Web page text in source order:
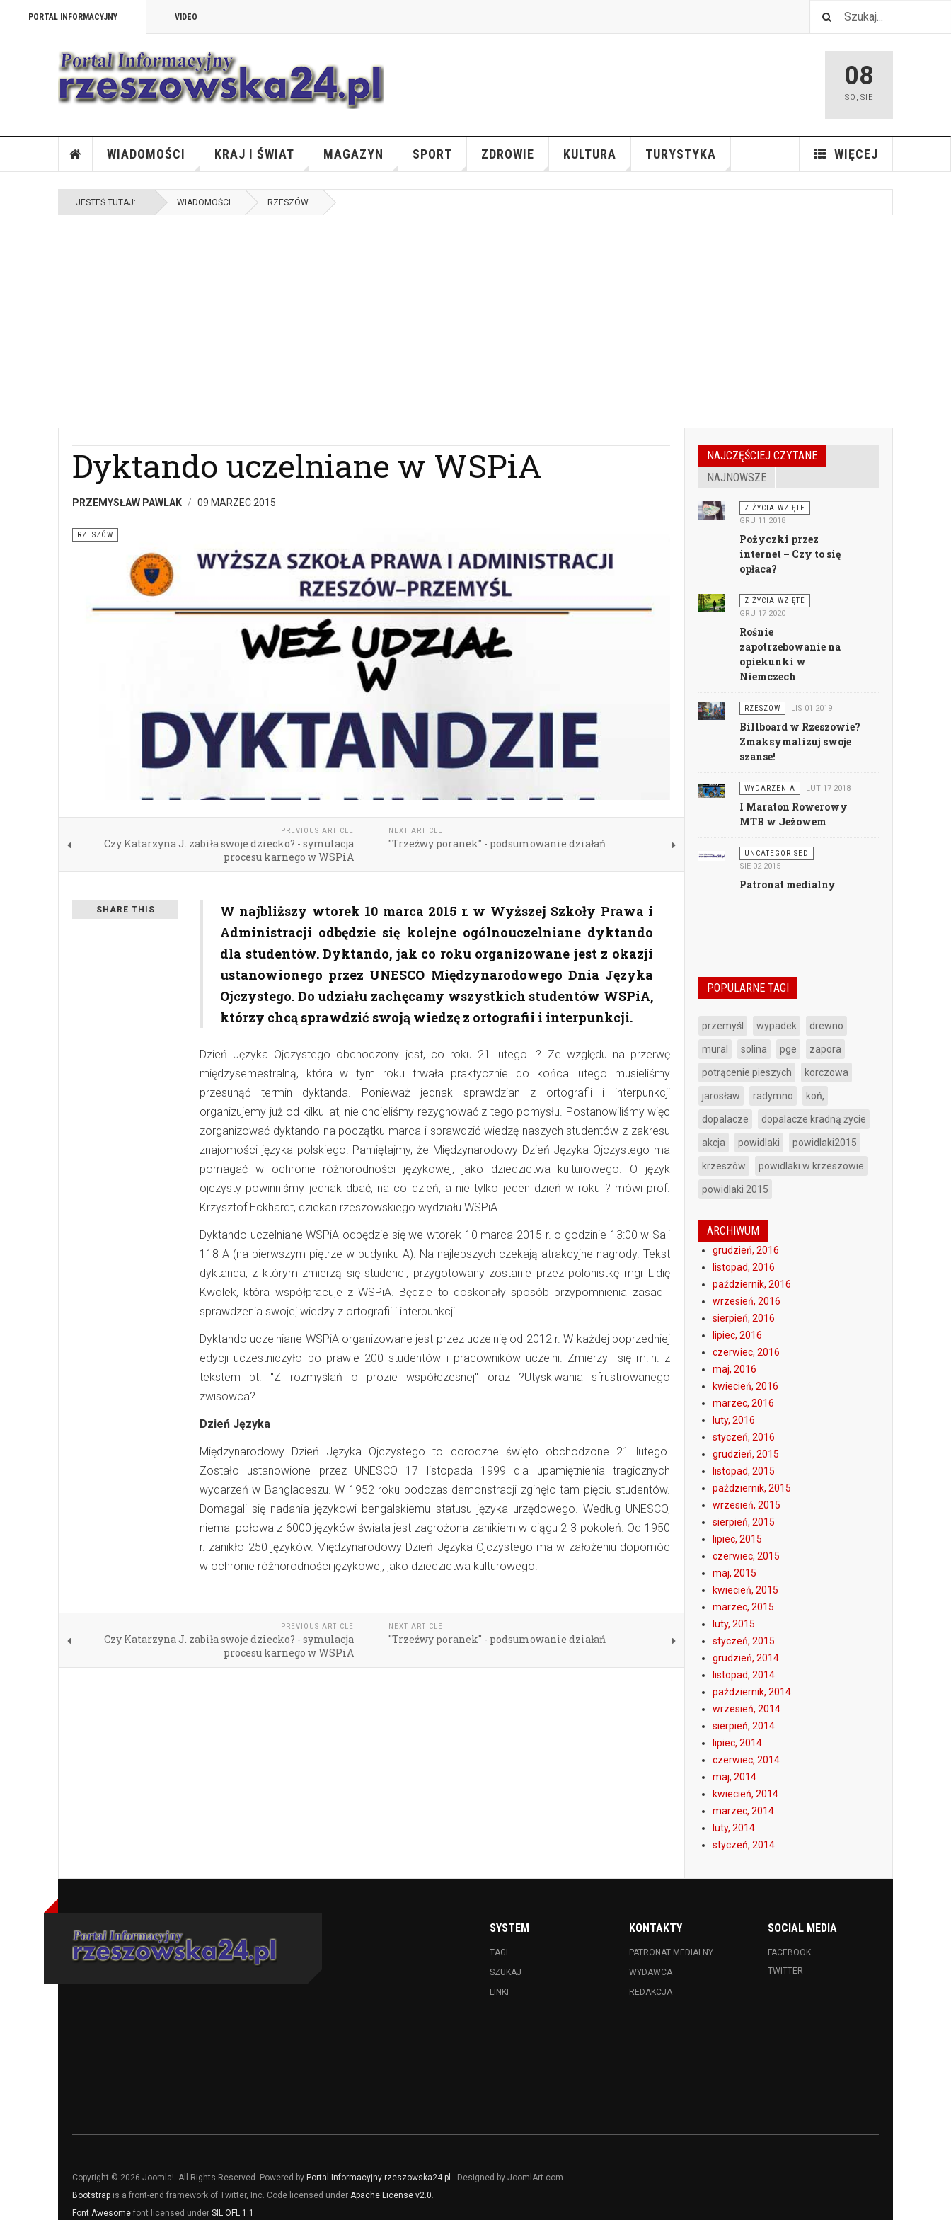
PORTAL INFORMACYJNY VIDEO
08
SO , SIE
WIADOMOŚCI KRAJ I ŚWIAT MAGAZYN SPORT ZDROWIE KULTURA TURYSTYKA WIĘCEJ
JESTEŚ TUTAJ: WIADOMOŚCI RZESZÓW
Dyktando uczelniane w WSPiA
PRZEMYSŁAW PAWLAK 09 MARZEC 2015
RZESZÓW
PREVIOUS ARTICLE
Czy Katarzyna J. zabiła swoje dziecko? - symulacja
procesu karnego w WSPiA
NEXT ARTICLE
"Trzeźwy poranek" - podsumowanie działań
SHARE THIS
W najbliższy wtorek 10 marca 2015 r. w Wyższej Szkoły Prawa i
Administracji odbędzie się kolejne ogólnouczelniane dyktando
dla studentów. Dyktando, jak co roku organizowane jest z okazji
ustanowionego przez UNESCO Międzynarodowego Dnia Języka
Ojczystego. Do udziału zachęcamy wszystkich studentów WSPiA,
którzy chcą sprawdzić swoją wiedzę z ortografii i interpunkcji.
Dzień Języka Ojczystego obchodzony jest, co roku 21 lutego. ? Ze względu na przerwę
międzysemestralną, która w tym roku trwała praktycznie do końca lutego musieliśmy
przesunąć termin dyktanda. Ponieważ jednak sprawdzian z ortografii i interpunkcji
organizujemy już od kilku lat, nie chcieliśmy rezygnować z tego pomysłu. Postanowiliśmy więc
zorganizować dyktando na początku marca i sprawdzić wiedzę naszych studentów z zakresu
znajomości języka polskiego. Pamiętajmy, że Międzynarodowy Dzień Języka Ojczystego ma
pomagać w ochronie różnorodności językowej, jako dziedzictwa kulturowego. O język
ojczysty powinniśmy jednak dbać, na co dzień, a nie tylko jeden dzień w roku ? mówi prof.
Krzysztof Eckhardt, dziekan rzeszowskiego wydziału WSPiA.
Dyktando uczelniane WSPiA odbędzie się we wtorek 10 marca 2015 r. o godzinie 13:00 w Sali
118 A (na pierwszym piętrze w budynku A). Na najlepszych czekają atrakcyjne nagrody. Tekst
dyktanda, z którym zmierzą się studenci, przygotowany zostanie przez polonistkę mgr Lidię
Kwolek, która współpracuje z WSPiA. Będzie to doskonały sposób przypomnienia zasad i
sprawdzenia swojej wiedzy z ortografii i interpunkcji.
Dyktando uczelniane WSPiA organizowane jest przez uczelnię od 2012 r. W każdej poprzedniej
edycji uczestniczyło po prawie 200 studentów i pracowników uczelni. Zmierzyli się m.in. z
tekstem pt. "Z rozmyślań o prozie współczesnej" oraz ?Utyskiwania sfrustrowanego
zwisowca?.
Dzień Języka
Międzynarodowy Dzień Języka Ojczystego to coroczne święto obchodzone 21 lutego.
Zostało ustanowione przez UNESCO 17 listopada 1999 dla upamiętnienia tragicznych
wydarzeń w Bangladeszu. W 1952 roku podczas demonstracji zginęło tam pięciu studentów.
Domagali się nadania językowi bengalskiemu statusu języka urzędowego. Według UNESCO,
niemal połowa z 6000 języków świata jest zagrożona zanikiem w ciągu 2-3 pokoleń. Od 1950
r. zanikło 250 języków. Międzynarodowy Dzień Języka Ojczystego ma w założeniu dopomóc
w ochronie różnorodności językowej, jako dziedzictwa kulturowego.
PREVIOUS ARTICLE
Czy Katarzyna J. zabiła swoje dziecko? - symulacja
procesu karnego w WSPiA
NEXT ARTICLE
"Trzeźwy poranek" - podsumowanie działań
NAJCZĘŚCIEJ CZYTANE
NAJNOWSZE
Z ŻYCIA WZIĘTE
GRU 11 2018
Pożyczki przez
internet – Czy to się
opłaca?
Z ŻYCIA WZIĘTE
GRU 17 2020
Rośnie
zapotrzebowanie na
opiekunki w
Niemczech
RZESZÓW LIS 01 2019
Billboard w Rzeszowie?
Zmaksymalizuj swoje
szanse!
WYDARZENIA LUT 17 2018
I Maraton Rowerowy
MTB w Jeżowem
UNCATEGORISED
SIE 02 2015
Patronat medialny
POPULARNE TAGI
przemyśl wypadek drewno
mural solina pge zapora
potrącenie pieszych korczowa
jarosław radymno koń,
dopalacze dopalacze kradną życie
akcja powidlaki powidlaki2015
krzeszów powidlaki w krzeszowie
powidlaki 2015
ARCHIWUM
grudzień, 2016
listopad, 2016
październik, 2016
wrzesień, 2016
sierpień, 2016
lipiec, 2016
czerwiec, 2016
maj, 2016
kwiecień, 2016
marzec, 2016
luty, 2016
styczeń, 2016
grudzień, 2015
listopad, 2015
październik, 2015
wrzesień, 2015
sierpień, 2015
lipiec, 2015
czerwiec, 2015
maj, 2015
kwiecień, 2015
marzec, 2015
luty, 2015
styczeń, 2015
grudzień, 2014
listopad, 2014
październik, 2014
wrzesień, 2014
sierpień, 2014
lipiec, 2014
czerwiec, 2014
maj, 2014
kwiecień, 2014
marzec, 2014
luty, 2014
styczeń, 2014
SYSTEM
TAGI
SZUKAJ
LINKI
KONTAKTY
PATRONAT MEDIALNY
WYDAWCA
REDAKCJA
SOCIAL MEDIA
FACEBOOK
TWITTER
Copyright © 2026 Joomla!. All Rights Reserved. Powered by Portal Informacyjny rzeszowska24.pl - Designed by JoomlArt.com.
Bootstrap is a front-end framework of Twitter, Inc. Code licensed under Apache License v2.0.
Font Awesome font licensed under SIL OFL 1.1 .